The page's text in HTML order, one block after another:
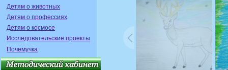
Детям о животных
Детям о профессиях
Детям о космосе
Исследовательские проекты
Почемучка